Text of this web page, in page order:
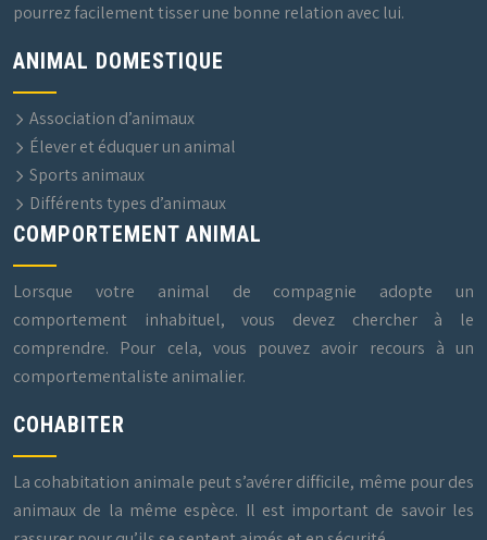
pourrez facilement tisser une bonne relation avec lui.
ANIMAL DOMESTIQUE
Association d’animaux
Élever et éduquer un animal
Sports animaux
Différents types d’animaux
COMPORTEMENT ANIMAL
Lorsque votre animal de compagnie adopte un
comportement inhabituel, vous devez chercher à le
comprendre. Pour cela, vous pouvez avoir recours à un
comportementaliste animalier.
COHABITER
La cohabitation animale peut s’avérer difficile, même pour des
animaux de la même espèce. Il est important de savoir les